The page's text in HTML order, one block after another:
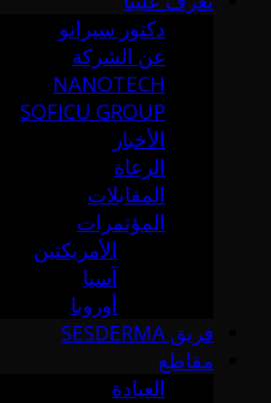
دكتور سيرانو
عن الشركة
NANOTECH
SOFICU GROUP
الأخبار
الرعاة
المقابلات
المؤتمرات
الأمريكتين
آسيا
أوروبا
فريق SESDERMA
مقاطع
العيادة